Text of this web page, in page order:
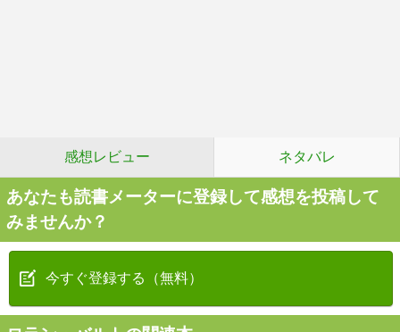
感想レビュー ネタバレ
あなたも読書メーターに登録して感想を投稿して
みませんか？
今すぐ登録する（無料）